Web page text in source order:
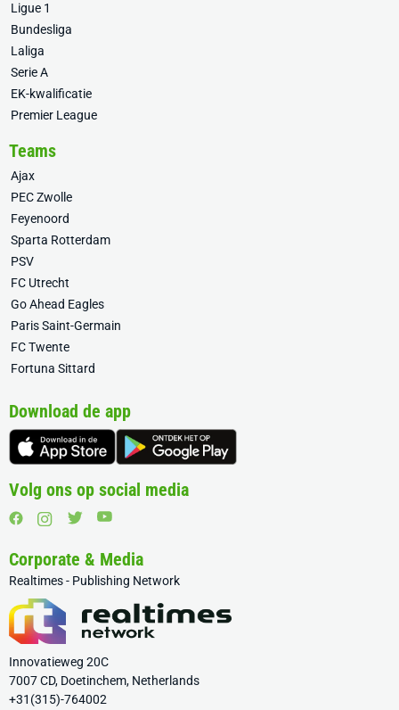
Ligue 1
Bundesliga
Laliga
Serie A
EK-kwalificatie
Premier League
Teams
Ajax
PEC Zwolle
Feyenoord
Sparta Rotterdam
PSV
FC Utrecht
Go Ahead Eagles
Paris Saint-Germain
FC Twente
Fortuna Sittard
Download de app
Volg ons op social media
Corporate & Media
Realtimes - Publishing Network
Innovatieweg 20C
7007 CD, Doetinchem, Netherlands
+31(315)-764002